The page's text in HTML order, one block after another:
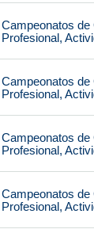
Campeonatos
Profesional,
Campeonatos
Profesional,
Campeonatos
Profesional,
Campeonatos
Profesional,